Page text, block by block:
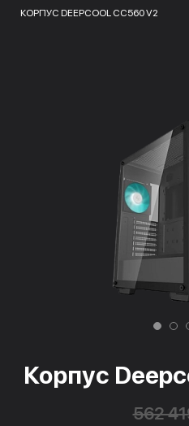
КОРПУС DEEPCOOL CC560 V2
Корпус
562